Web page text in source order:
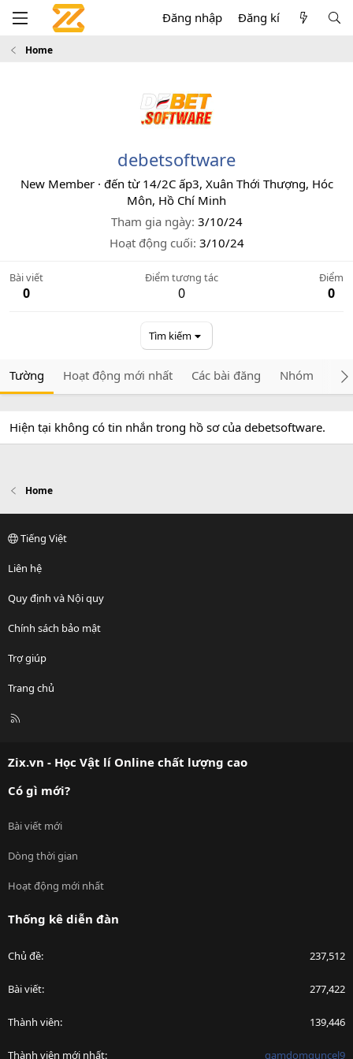
Đăng nhập Đăng kí
Home
debetsoftware
New Member · đến từ 14/2C ấp3, Xuân Thới Thượng, Hóc
Môn, Hồ Chí Minh
Tham gia ngày 3/10/24
Hoạt động cuối 3/10/24
Bài viết
0
Điểm tương tác
0
Điểm
0
Tìm kiếm
Tường Hoạt động mới nhất Các bài đăng Nhóm
Hiện tại không có tin nhắn trong hồ sơ của debetsoftware.
Home
Tiếng Việt
Liên hệ
Quy định và Nội quy
Chính sách bảo mật
Trợ giúp
Trang chủ
R
Zix.vn - Học Vật lí Online chất lượng cao
Có gì mới?
Bài viết mới
Dòng thời gian
Hoạt động mới nhất
Thống kê diễn đàn
Chủ đề 237,512
Bài viết 277,422
Thành viên 139,446
Thành viên mới nhất gamdomguncel9